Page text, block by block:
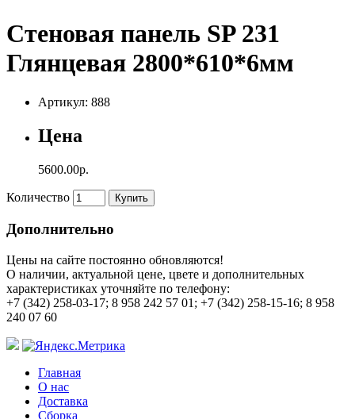
Стеновая панель SP 231
Глянцевая 2800*610*6мм
Артикул: 888
Цена
5600.00р.
Количество Купить
Дополнительно
Цены на сайте постоянно обновляются!
О наличии, актуальной цене, цвете и дополнительных
характеристиках уточняйте по телефону:
+7 (342) 258-03-17; 8 958 242 57 01; +7 (342) 258-15-16; 8 958
240 07 60
Главная
О нас
Доставка
Сборка